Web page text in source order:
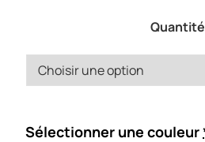
Quantité
Sélectionner une couleur